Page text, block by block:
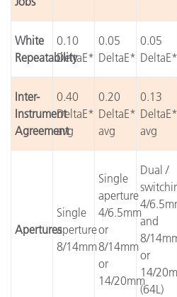
White
Repeatability
0.10
DeltaE*
0.05
DeltaE*
0.05
DeltaE*
Inter-
Instrument
Agreement
0.40
DeltaE*
avg
0.20
DeltaE*
avg
0.13
DeltaE*
avg
Apertures
Single
aperture
8/14mm
Single
aperture
4/6.5mm
or
8/14mm
or
14/20mm
Dual /
4/
and
8/
or
14/
(64L)